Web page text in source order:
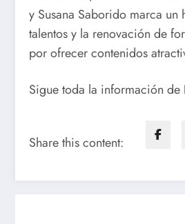
y Susana Saborido marca
talentos y la renovación de
por ofrecer contenidos
Sigue toda la información de
Share this content: